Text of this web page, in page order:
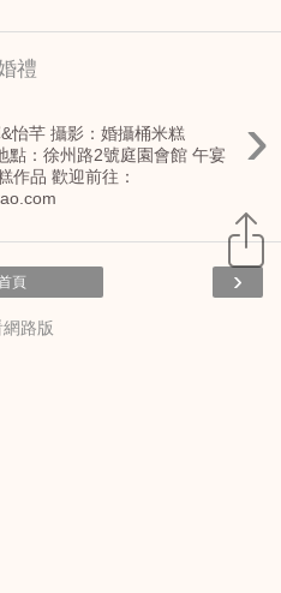
禮
›
怡芊 攝影：婚攝桶米糕
點：徐州路2號庭園會館 午宴
作品 歡迎前往：
›
頁
路版